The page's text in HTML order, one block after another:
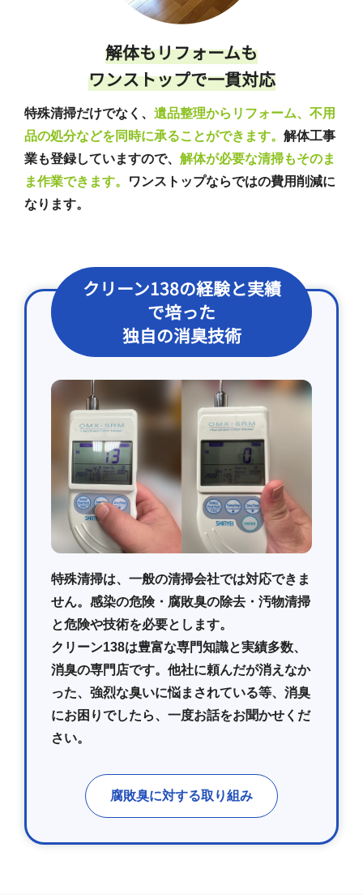
解体もリフォームも
ワンストップで一貫対応
特殊清掃だけでなく、 遺品整理からリフォーム、不用
品の処分などを同時に承ることができます。 解体工事
業も登録していますので、 解体が必要な清掃もそのま
ま作業できます。
ワンストップならではの費用削減に
なります。
クリーン138の経験と実績
で培った
独自の消臭技術
特殊清掃は、一般の清掃会社では対応できま
せん。感染の危険・腐敗臭の除去・汚物清掃
と危険や技術を必要とします。
クリーン138は豊富な専門知識と実績多数、
消臭の専門店です。他社に頼んだが消えなか
った、強烈な臭いに悩まされている等、消臭
にお困りでしたら、一度お話をお聞かせくだ
さい。
腐敗臭に対する取り組み